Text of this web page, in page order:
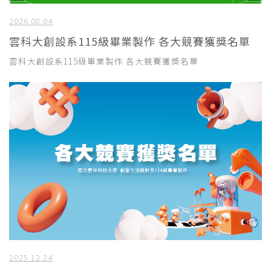
2026.08.04
雲科大創設系115級畢業製作 各大競賽獲獎名單
雲科大創設系115級畢業製作 各大競賽獲獎名單
2025.12.24